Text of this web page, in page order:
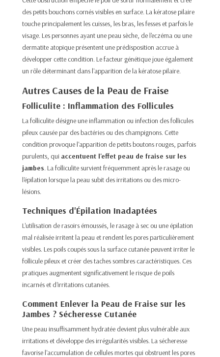
des petits bouchons cornés visibles en surface. La kératose pilaire
touche principalement les cuisses, les bras, les fesses et parfois le
visage. Les personnes ayant une peau sèche, de l'eczéma ou une
dermatite atopique présentent une prédisposition accrue à
développer cette condition. Le facteur génétique joue également
un rôle déterminant dans l'apparition de la kératose pilaire.​
Autres Causes de la Peau de Fraise
Folliculite : Inflammation des Follicules
La folliculite désigne une inflammation ou infection des follicules
pileux causée par des bactéries ou des champignons. Cette
condition provoque l'apparition de petits boutons rouges, parfois
purulents, qui accentuent l'effet peau de fraise sur les
jambes. La folliculite survient fréquemment après le rasage ou
l'épilation lorsque la peau subit des irritations ou des micro-
lésions.​
Techniques d'Épilation Inadaptées
L'utilisation de rasoirs émoussés, le rasage à sec ou une épilation
mal réalisée irritent la peau et rendent les pores particulièrement
visibles. Les poils coupés sous la surface cutanée peuvent irriter le
follicule pileux et créer des taches sombres caractéristiques. Ces
pratiques augmentent significativement le risque de poils
incarnés et d'irritations cutanées.​
Comment Enlever la Peau de Fraise sur les
Jambes ? Sécheresse Cutanée
Une peau insuffisamment hydratée devient plus vulnérable aux
irritations et développe des irrégularités visibles. La sécheresse
favorise l'accumulation de cellules mortes qui obstruent les pores